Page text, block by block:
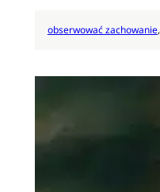
obserwować zachowanie,